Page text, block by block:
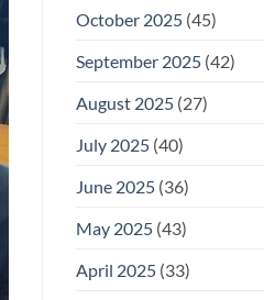
October 2025(45)
September 2025(42)
August 2025(27)
July 2025(40)
June 2025(36)
May 2025(43)
April 2025(33)